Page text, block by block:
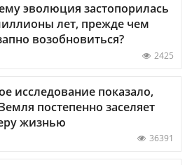
эволюция застопорилась
лет, прежде чем
возобновиться?
2425
исследование показало,
постепенно заселяет
жизнью
36391